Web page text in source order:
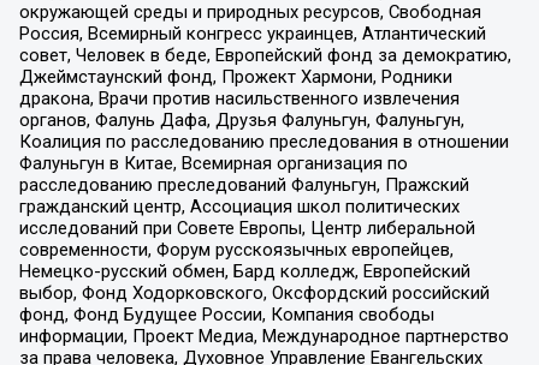
окружающей среды и природных ресурсов, Свободная
Россия, Всемирный конгресс украинцев, Атлантический
совет, Человек в беде, Европейский фонд за демократию,
Джеймстаунский фонд, Прожект Хармони, Родники
дракона, Врачи против насильственного извлечения
органов, Фалунь Дафа, Друзья Фалуньгун, Фалуньгун,
Коалиция по расследованию преследования в отношении
Фалуньгун в Китае, Всемирная организация по
расследованию преследований Фалуньгун, Пражский
гражданский центр, Ассоциация школ политических
исследований при Совете Европы, Центр либеральной
современности, Форум русскоязычных европейцев,
Немецко-русский обмен, Бард колледж, Европейский
выбор, Фонд Ходорковского, Оксфордский российский
фонд, Фонд Будущее России, Компания свободы
информации, Проект Медиа, Международное партнерство
за права человека, Духовное Управление Евангельских